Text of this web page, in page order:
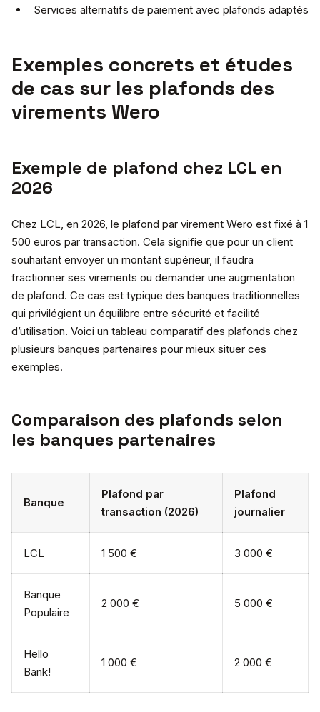
Services alternatifs de paiement avec plafonds adaptés
Exemples concrets et études
de cas sur les plafonds des
virements Wero
Exemple de plafond chez LCL en
2026
Chez LCL, en 2026, le plafond par virement Wero est fixé à 1
500 euros par transaction. Cela signifie que pour un client
souhaitant envoyer un montant supérieur, il faudra
fractionner ses virements ou demander une augmentation
de plafond. Ce cas est typique des banques traditionnelles
qui privilégient un équilibre entre sécurité et facilité
d’utilisation. Voici un tableau comparatif des plafonds chez
plusieurs banques partenaires pour mieux situer ces
exemples.
Comparaison des plafonds selon
les banques partenaires
Banque
Plafond par
transaction (2026)
Plafond
journalier
LCL 1 500 € 3 000 €
Banque
Populaire
2 000 € 5 000 €
Hello
Bank!
1 000 € 2 000 €